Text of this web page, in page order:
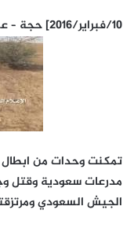
10/فبراير/2016] حجة – عمران نت
مدرعات سعودية وقتل
الجيش السعودي